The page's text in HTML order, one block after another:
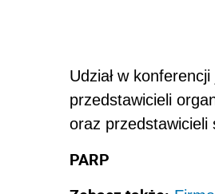
Udział w
przedstawicieli
oraz przedstawicieli
PARP